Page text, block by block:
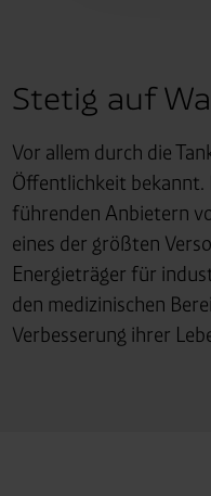
Consent-
400 Tage,
Stetig auf
Vor allem durch die
Öffentlichkeit bekannt.
führenden Anbietern
eines der größten
Energieträger für
den medizinischen
Verbesserung ihrer